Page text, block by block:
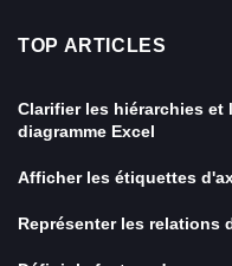
TOP ARTICLES
Clarifier les hiérarchies et
diagramme Excel
Afficher les étiquettes
Représenter les relations